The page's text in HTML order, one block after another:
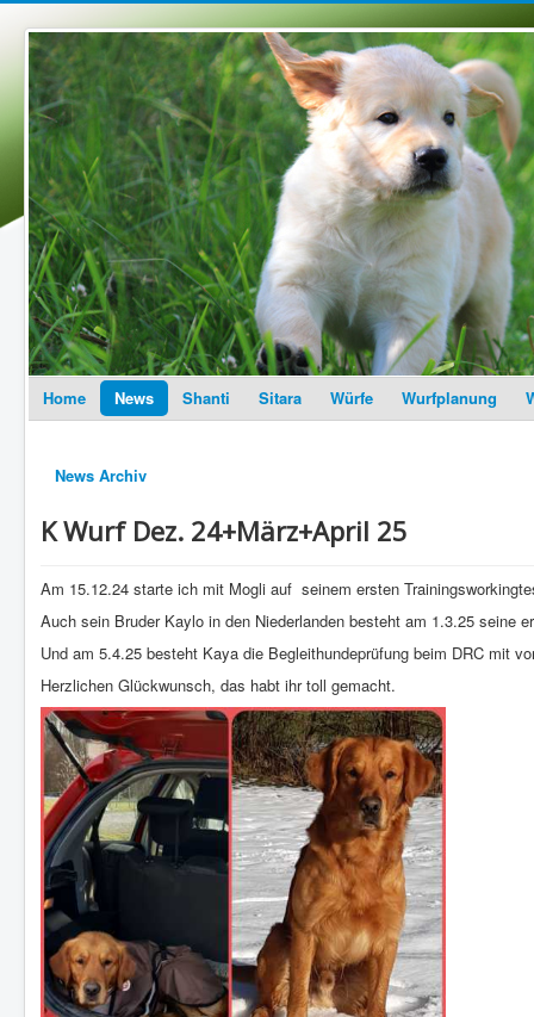
Home News Shanti Sitara Würfe Wurfplanung
News Archiv
K Wurf Dez. 24+März+April 25
Am 15.12.24 starte ich mit Mogli auf seinem ersten
Auch sein Bruder Kaylo in den Niederlanden besteht am 1.3.25 seine
Und am 5.4.25 besteht Kaya die Begleithundeprüfung beim DRC mit
Herzlichen Glückwunsch, das habt ihr toll gemacht.